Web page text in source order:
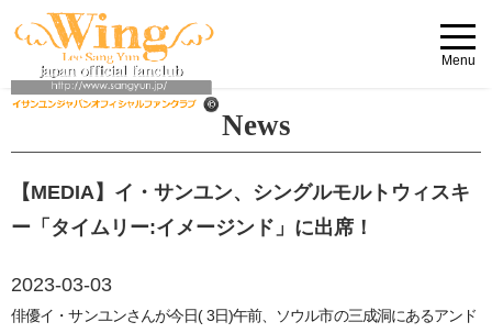
Menu
News
【MEDIA】イ・サンユン、シングルモルトウィスキ
ー「タイムリー:イメージンド」に出席！
2023-03-03
俳優イ・サンユンさんが今日( 3日)午前、ソウル市の三成洞にあるアンド